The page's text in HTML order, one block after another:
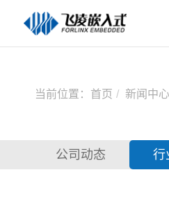
当前位置： 首页 新闻中心
公司动态 行